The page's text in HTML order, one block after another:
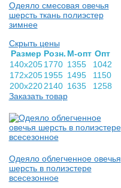
Одеяло смесовая овечья
шерсть ткань полиэстер
зимнее
Скрыть цены
Раз­мер Розн. М-опт Опт
140х205 1770 1355
1042
172х205 1955 1495
1150
200х220 2140 1635
1258
Заказать товар
Одеяло облегченное овечья
шерсть в полиэстере
всесезонное